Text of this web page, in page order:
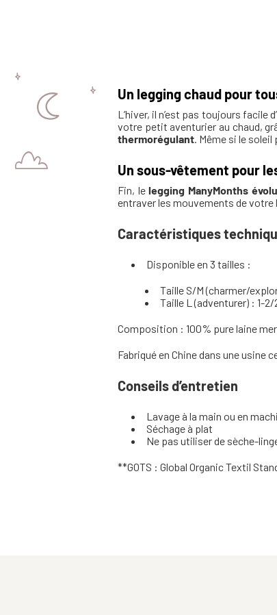
Un legging chaud pour
L’hiver, il n’est pas toujours facile
votre petit aventurier au chaud,
thermorégulant. Même si le
Un sous-vêtement pour
Fin, lelegging ManyMonths
entraver les mouvements de
Caractéristiques
Disponible en 3 tailles :
Taille S/M (charmer/
Taille L (adventurer) : 1-
Composition : 100% pure laine
Fabriqué en Chine dans une
Conseils d’entretien
Lavage à la main ou en
Séchage à plat
Ne pas utiliser de sèche-
**GOTS : Global Organic Textil